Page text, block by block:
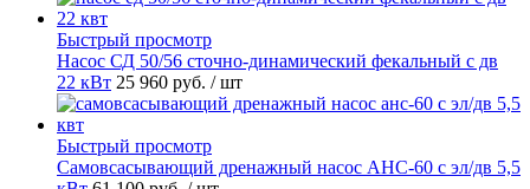
Быстрый просмотр
Насос СД 50/56 сточно-динамический фекальный с дв
22 кВт 25 960 руб. / шт
Быстрый просмотр
Самовсасывающий дренажный насос АНС-60 с эл/дв 5,5